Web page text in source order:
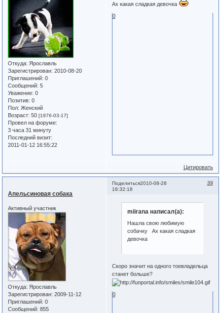
Откуда: Ярославль
Зарегистрирован: 2010-08-20
Приглашений: 0
Сообщений: 5
Уважение: 0
Позитив: 0
Пол: Женский
Возраст: 50[1976-03-17]
Провел на форуме:
3 часа 31 минуту
Последний визит:
2011-01-12 16:55:22
Ах какая сладкая девочка
0
Цитировать
Поделиться 39
2010-08-28
18:32:18
Апельсиновая собака
Активный участник
Откуда: Ярославль
Зарегистрирован: 2009-11-12
Приглашений: 0
Сообщений: 855
miirana написал(а):
Нашла свою любимую
собачку Ах какая сладкая
девочка
Скоро значит на одного тоевладельца
станет больше?
0